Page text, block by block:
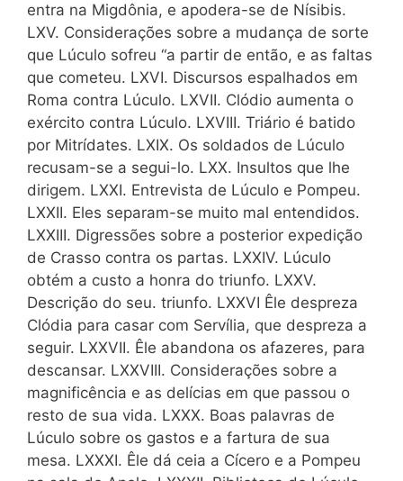
entra na Migdônia, e apodera-se de Nísibis.
LXV. Considerações sobre a mudança de sorte
que Lúculo sofreu “a partir de então, e as faltas
que cometeu. LXVI. Discursos espalhados em
Roma contra Lúculo. LXVII. Clódio aumenta o
exército contra Lúculo. LXVIII. Triário é batido
por Mitrídates. LXIX. Os soldados de Lúculo
recusam-se a segui-lo. LXX. Insultos que lhe
dirigem. LXXI. Entrevista de Lúculo e Pompeu.
LXXII. Eles separam-se muito mal entendidos.
LXXIII. Digressões sobre a posterior expedição
de Crasso contra os partas. LXXIV. Lúculo
obtém a custo a honra do triunfo. LXXV.
Descrição do seu. triunfo. LXXVI Êle despreza
Clódia para casar com Servília, que despreza a
seguir. LXXVII. Êle abandona os afazeres, para
descansar. LXXVIII. Considerações sobre a
magnificência e as delícias em que passou o
resto de sua vida. LXXX. Boas palavras de
Lúculo sobre os gastos e a fartura de sua
mesa. LXXXI. Êle dá ceia a Cícero e a Pompeu